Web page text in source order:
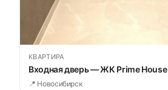
КВАРТИРА
Входная дверь — ЖК Prime House
📍 Новосибирск